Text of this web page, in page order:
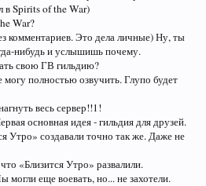
в Spirits of the War)
War?
комментариев. Это дела личные) Ну, ты
нибудь и услышишь почему.
свою ГВ гильдию?
могу полностью озвучить. Глупо будет
весь сервер!!1!
основная идея - гильдия для друзей.
Утро» создавали точно так же. Даже не
«Близится Утро» развалили.
еще воевать, но... не захотели.